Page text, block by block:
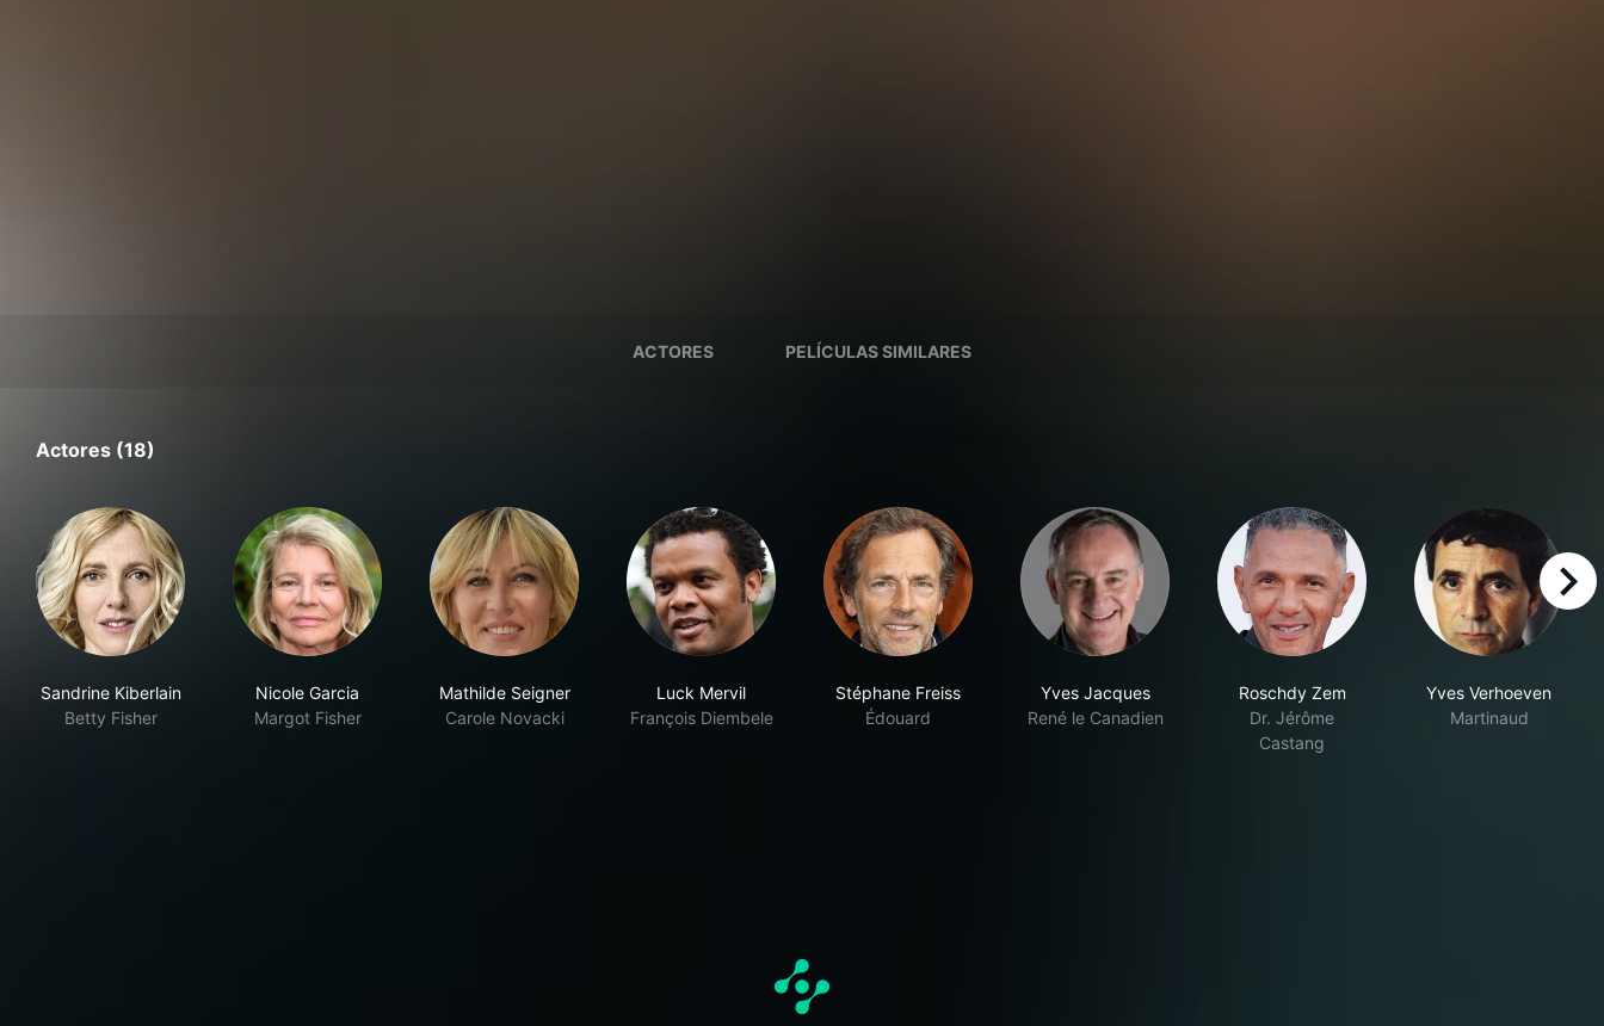
ACTORES PELÍCULAS SIMILARES
Actores (18)
Sandrine Kiberlain
Betty Fisher
Nicole Garcia
Margot Fisher
Mathilde Seigner
Carole Novacki
Luck Mervil
François Diembele
Stéphane Freiss
Édouard
Yves Jacques
René le Canadien
Roschdy Zem
Dr. Jérôme
Castang
Yves Verhoeven
Martinaud
right